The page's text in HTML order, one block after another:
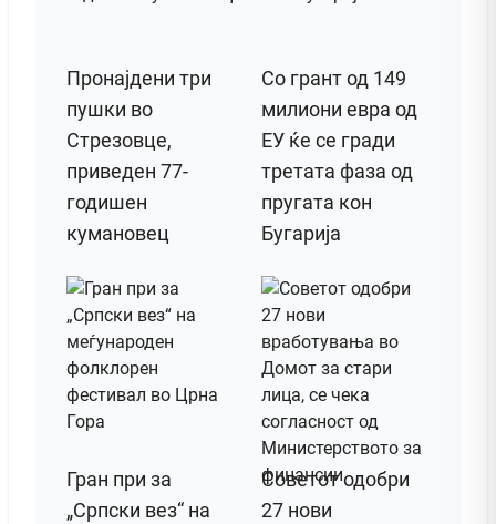
Пронајдени три
пушки во
Стрезовце,
приведен 77-
годишен
кумановец
Со грант од 149
милиони евра од
ЕУ ќе се гради
третата фаза од
пругата кон
Бугарија
Гран при за
„Српски вез“ на
Советот одобри
27 нови